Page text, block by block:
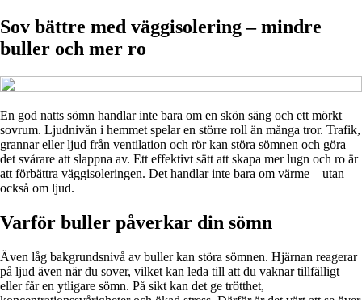
Sov bättre med väggisolering – mindre
buller och mer ro
En god natts sömn handlar inte bara om en skön säng och ett mörkt
sovrum. Ljudnivån i hemmet spelar en större roll än många tror. Trafik,
grannar eller ljud från ventilation och rör kan störa sömnen och göra
det svårare att slappna av. Ett effektivt sätt att skapa mer lugn och ro är
att förbättra väggisoleringen. Det handlar inte bara om värme – utan
också om ljud.
Varför buller påverkar din sömn
Även låg bakgrundsnivå av buller kan störa sömnen. Hjärnan reagerar
på ljud även när du sover, vilket kan leda till att du vaknar tillfälligt
eller får en ytligare sömn. På sikt kan det ge trötthet,